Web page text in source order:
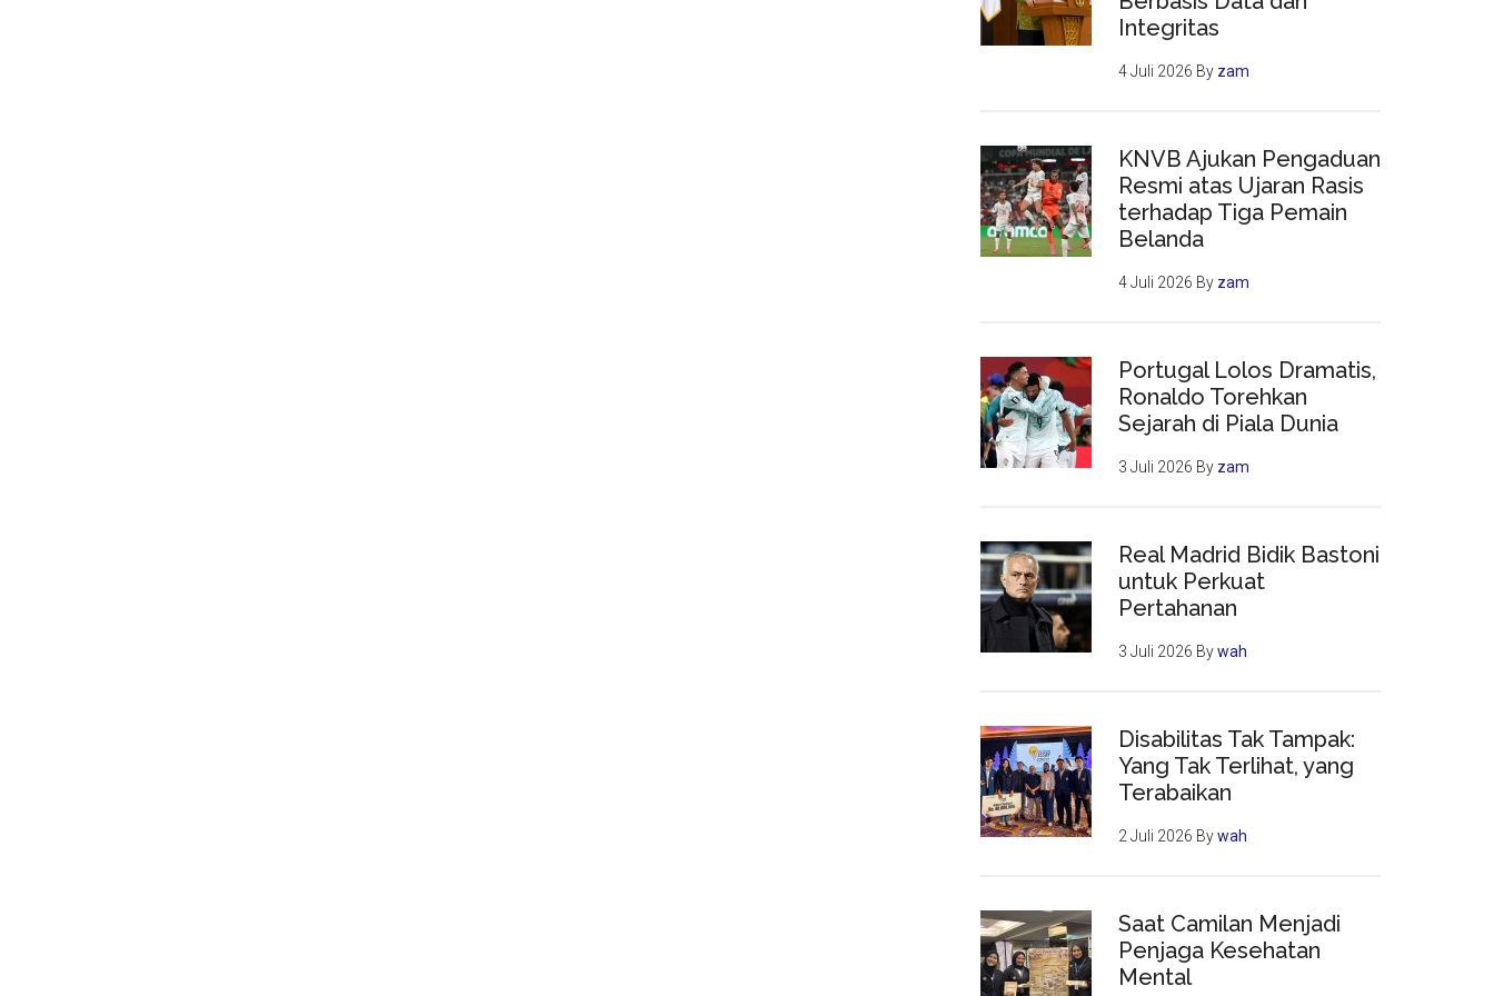
Integritas
4 Juli 2026 By zam
KNVB Ajukan Pengaduan
Resmi atas Ujaran Rasis
terhadap Tiga Pemain
Belanda
4 Juli 2026 By zam
Portugal Lolos Dramatis,
Ronaldo Torehkan
Sejarah di Piala Dunia
3 Juli 2026 By zam
Real Madrid Bidik Bastoni
untuk Perkuat
Pertahanan
3 Juli 2026 Bywah
Disabilitas Tak Tampak:
Yang Tak Terlihat, yang
Terabaikan
2 Juli 2026 Bywah
Saat Camilan Menjadi
Penjaga Kesehatan
Mental